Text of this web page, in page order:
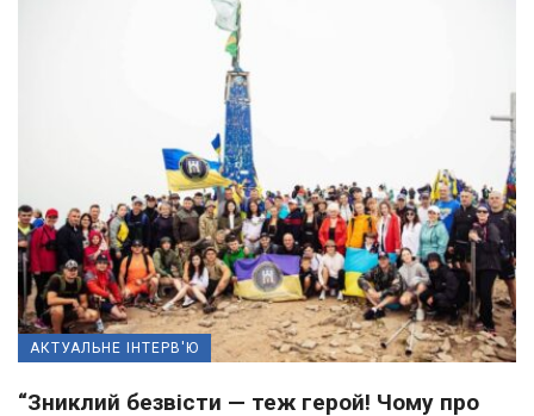
АКТУАЛЬНЕ ІНТЕРВ'Ю
“Зниклий безвісти — теж герой! Чому про